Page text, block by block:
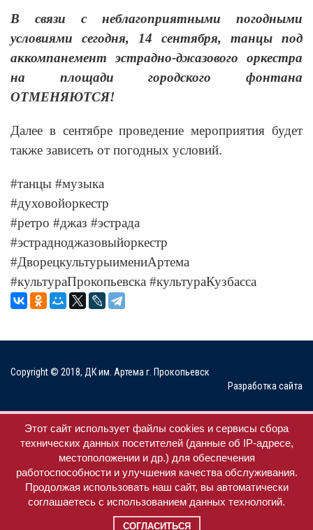
В связи с неблагоприятными погодными
условиями сегодня, 14 сентября, танцы под
аккомпанемент эстрадно-джазового оркестра
на площади городского фонтана
ОТМЕНЯЮТСЯ!
Далее в сентябре проведение мероприятия будет
также зависеть от погодных условий.
#танцы #музыка
#духовойоркестр
#ретро #джаз #эстрада
#эстрадноджазовыйоркестр
#ДворецкультурыимениАртема
#культураПрокопьевска #культураКузбасса
Copyright © 2018, ДК им. Артема г. Прокопьевск
Разработка сайта
Мы в соц. сетях
Этот сайт использует файлы cookies и сервисы сбора
технических данных посетителей (данные об IP-адресе,
местоположении и др.) для обеспечения
работоспособности и улучшения качества обслуживания.
Продолжая использовать наш сайт, вы автоматически
соглашаетесь с использованием данных технологий.
СОГЛАСИТЬСЯ